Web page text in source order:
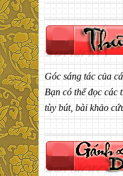
Góc sáng tác của
Bạn có thể đọc các
tùy bút, bài khảo